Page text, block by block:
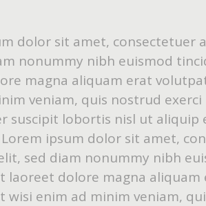
dolor sit amet, consectetuer
nonummy nibh euismod
magna aliquam erat
veniam, quis nostrud
suscipit lobortis nisl ut aliquip
ipsum dolor sit amet,
sed diam nonummy nibh
laoreet dolore magna aliquam
wisi enim ad minim veniam,